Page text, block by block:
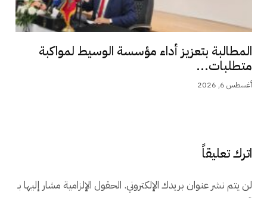
المطالبة بتعزيز أداء مؤسسة الوسيط لمواكبة
متطلبات...
أغسطس 6, 2026
اترك تعليقاً
لن يتم نشر عنوان بريدك الإلكتروني. الحقول الإلزامية مشار إليها بـ